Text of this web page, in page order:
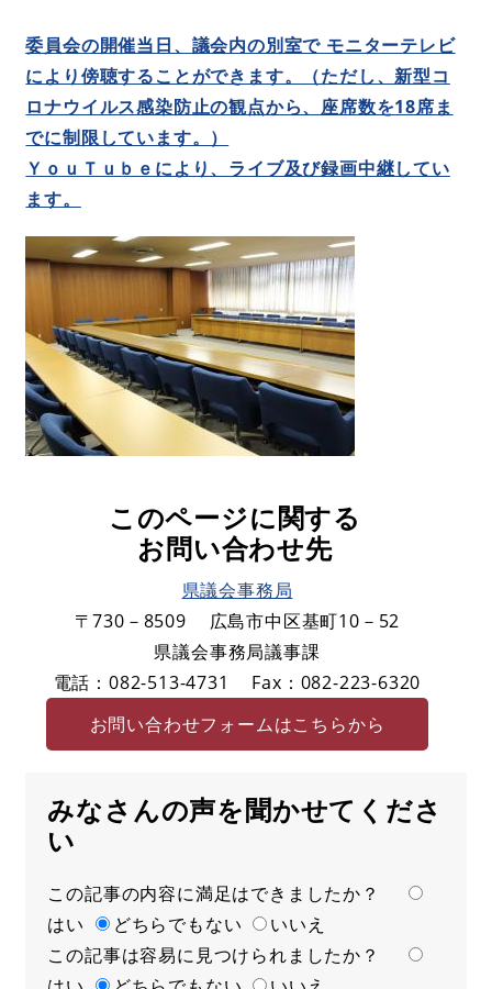
委員会の開催当日、議会内の別室で モニターテレビ
により傍聴することができます。（ただし、新型コ
ロナウイルス感染防止の観点から、座席数を18席ま
でに制限しています。）
ＹｏｕＴｕｂｅにより、ライブ及び録画中継してい
ます。
このページに関する
お問い合わせ先
県議会事務局
〒730－8509
広島市中区基町10－52
県議会事務局議事課
電話：082-513-4731
Fax：082-223-6320
お問い合わせフォームはこちらから
みなさんの声を聞かせてくださ
い
満
足
度
この記事の内容に満足はできましたか？
はい
どちらでもない
いいえ
容
この記事は容易に見つけられましたか？